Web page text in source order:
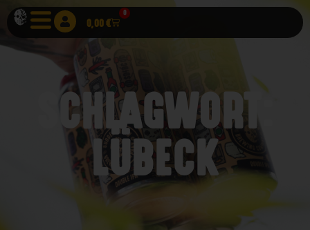
0,00€
0
SCHLAGWORT:
LÜBECK